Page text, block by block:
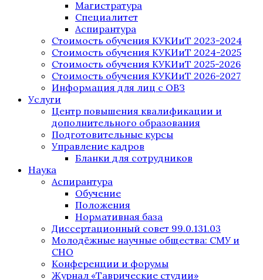
Магистратура
Специалитет
Аспирантура
Стоимость обучения КУКИиТ 2023-2024
Стоимость обучения КУКИиТ 2024-2025
Стоимость обучения КУКИиТ 2025-2026
Стоимость обучения КУКИиТ 2026-2027
Информация для лиц с ОВЗ
Услуги
Центр повышения квалификации и
дополнительного образования
Подготовительные курсы
Управление кадров
Бланки для сотрудников
Наука
Аспирантура
Обучение
Положения
Нормативная база
Диссертационный совет 99.0.131.03
Молодёжные научные общества: СМУ и
СНО
Конференции и форумы
Журнал «Таврические студии»